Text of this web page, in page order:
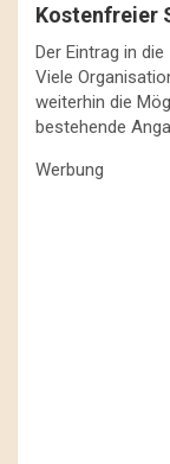
Kostenfreier
Der Eintrag in die
Viele
weiterhin die
bestehende
Werbung